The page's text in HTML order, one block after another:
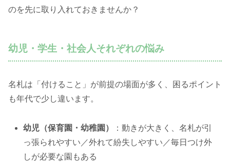
のを先に取り入れておきませんか？
幼児・学生・社会人それぞれの悩み
名札は「付けること」が前提の場面が多く、困るポイント
も年代で少し違います。
幼児（保育園・幼稚園）
：動きが大きく、名札が引
っ張られやすい／外れて紛失しやすい／毎日つけ外
しが必要な園もある